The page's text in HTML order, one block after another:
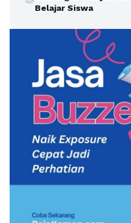
Belajar Siswa